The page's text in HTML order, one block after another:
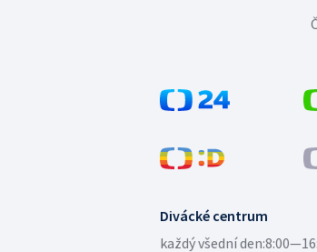
Divácké centrum
každý všední den: